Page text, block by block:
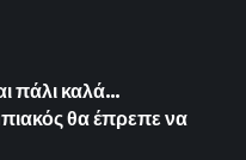
πάλι καλά…
θα έπρεπε να